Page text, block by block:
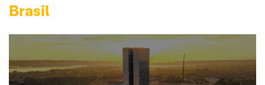
Brasil